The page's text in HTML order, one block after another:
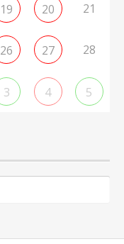
19 20 21
26 27 28
3 4 5